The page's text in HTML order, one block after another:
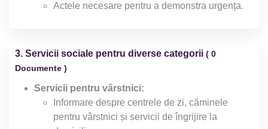
Actele necesare pentru a demonstra urgența.
3. Servicii sociale pentru diverse categorii ( 0
Documente )
Servicii pentru vârstnici:
Informare despre centrele de zi, căminele
pentru vârstnici și servicii de îngrijire la